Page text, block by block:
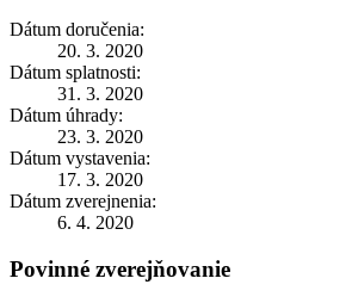
Dátum doručenia:
20. 3. 2020
Dátum splatnosti:
31. 3. 2020
Dátum úhrady:
23. 3. 2020
Dátum vystavenia:
17. 3. 2020
Dátum zverejnenia:
6. 4. 2020
Povinné zverejňovanie